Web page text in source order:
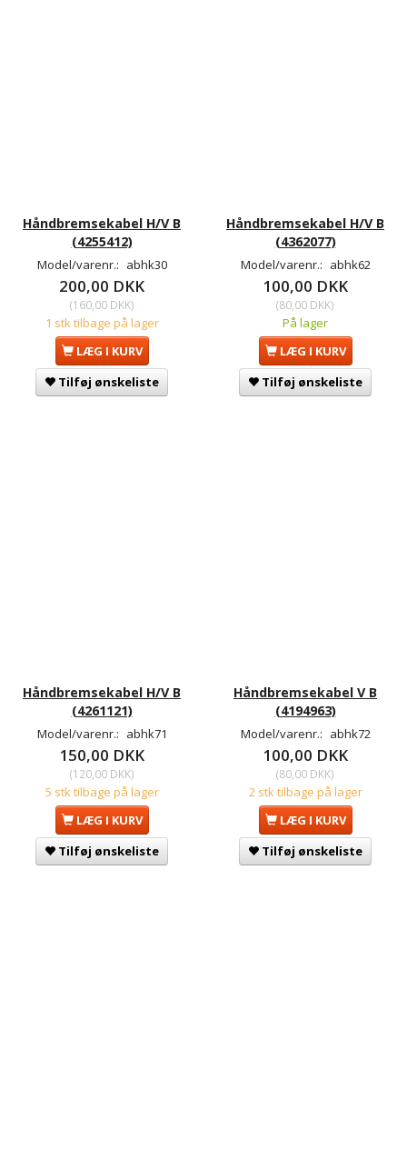
Håndbremsekabel H/V B
(4255412)
Model/varenr.: abhk30
200,00 DKK
(160,00 DKK)
1 stk tilbage på lager
LÆG I KURV
Tilføj ønskeliste
Håndbremsekabel H/V B
(4362077)
Model/varenr.: abhk62
100,00 DKK
(80,00 DKK)
På lager
LÆG I KURV
Tilføj ønskeliste
Håndbremsekabel H/V B
(4261121)
Model/varenr.: abhk71
150,00 DKK
(120,00 DKK)
5 stk tilbage på lager
LÆG I KURV
Tilføj ønskeliste
Håndbremsekabel V B
(4194963)
Model/varenr.: abhk72
100,00 DKK
(80,00 DKK)
2 stk tilbage på lager
LÆG I KURV
Tilføj ønskeliste